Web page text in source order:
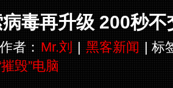
毒再升级 200秒不
者：Mr.刘|黑客新闻 | 标
毁”电脑